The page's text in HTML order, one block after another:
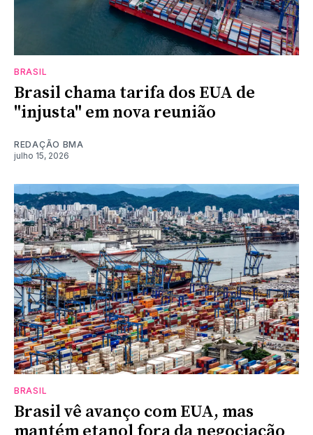
BRASIL
Brasil chama tarifa dos EUA de
"injusta" em nova reunião
REDAÇÃO BMA
julho 15, 2026
BRASIL
Brasil vê avanço com EUA, mas